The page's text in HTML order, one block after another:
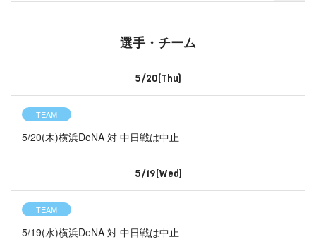
選手・チーム
5/20(Thu)
TEAM
5/20(木)横浜DeNA 対 中日戦は中止
5/19(Wed)
TEAM
5/19(水)横浜DeNA 対 中日戦は中止